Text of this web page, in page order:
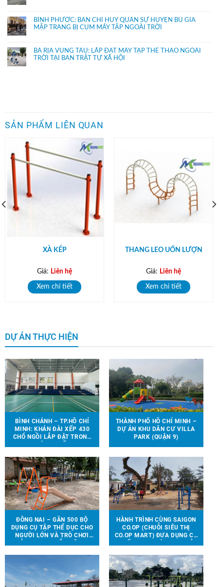
BÌNH PHƯỚC: BAN CHỈ HUY QUÂN SỰ HUYỆN BÙ GIA
MẬP TRANG BỊ CỤM MÁY TẬP NGOÀI TRỜI
BÀ RỊA VŨNG TÀU: LẮP ĐẶT MÁY TẬP THỂ THAO NGOÀI
TRỜI TẠI BAN TRẬT TỰ XÃ HỘI
SẢN PHẨM LIÊN QUAN
XÀ KÉP
Giá: Liên hệ
Xem chi tiết
THANG LEO UỐN LƯỢN
Giá: Liên hệ
Xem chi tiết
DỰ ÁN THỰC HIỆN
BÌNH CHÁNH – TP.HỒ CHÍ
MINH: KHÁN ĐÀI XẾP 430
CHỔ NGỒI LẮP ĐẶT TRONG
THÀNH PHỐ HỒ CHÍ MINH –
DỰ ÁN KHU DÂN CƯ VILLA
PARK (QUẬN 9)
ĐỒNG NAI – GẦN 500 BỘ
DỤNG CỤ TẬP THỂ DỤC CHO
NGƯỜI LỚN VÀ TRÒ CHƠI
HÀNH TRÌNH CÙNG SAIGON
CO.OP (CHUỖI SIÊU THỊ
CO.OP MART) ĐƯA DỤNG CỤ
HỌC TẠI 6 TỈNH THÀNH